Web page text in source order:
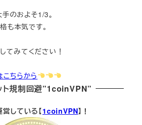
のおよそ1/3。
も本気です。
てみてください！
こちらから
ト規制回避”1coinVPN”
している【1coinVPN】！